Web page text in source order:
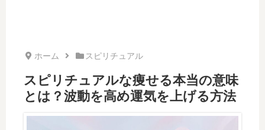
ホーム スピリチュアル
スピリチュアルな痩せる本当の意味
とは？波動を高め運気を上げる方法